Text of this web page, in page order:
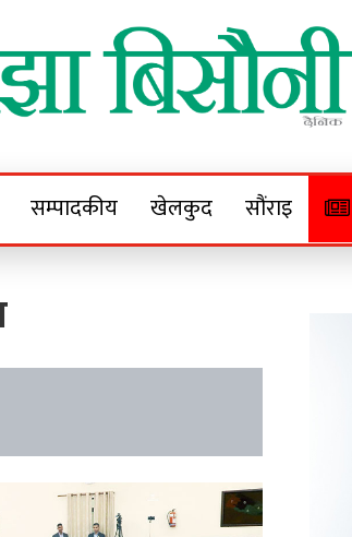
सम्पादकीय खेलकुद सौंराइ